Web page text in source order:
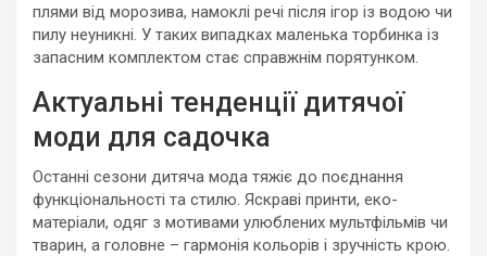
плями від морозива, намоклі речі після ігор із водою чи
пилу неуникні. У таких випадках маленька торбинка із
запасним комплектом стає справжнім порятунком.
Актуальні тенденції дитячої
моди для садочка
Останні сезони дитяча мода тяжіє до поєднання
функціональності та стилю. Яскраві принти, еко-
матеріали, одяг з мотивами улюблених мультфільмів чи
тварин, а головне – гармонія кольорів і зручність крою.